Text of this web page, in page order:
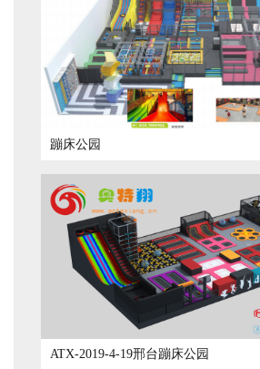
蹦床公园
ATX-2019-4-19邢台蹦床公园